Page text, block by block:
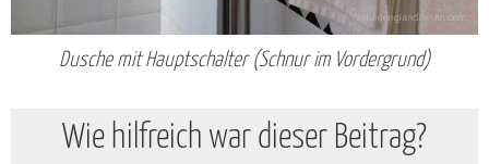
Dusche mit Hauptschalter (Schnur im Vordergrund)
Wie hilfreich war dieser Beitrag?